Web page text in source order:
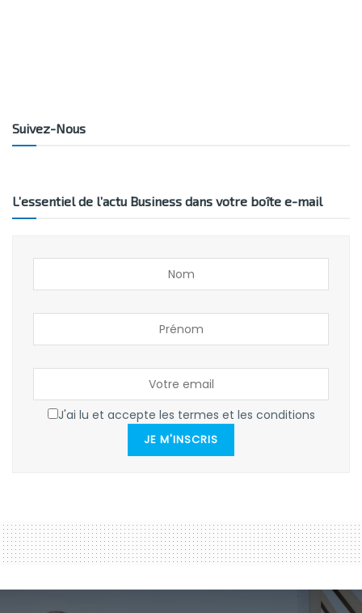
Suivez-Nous
L’essentiel de l’actu Business dans votre boîte e-mail
J'ai lu et accepte les termes et les conditions
JE M'INSCRIS